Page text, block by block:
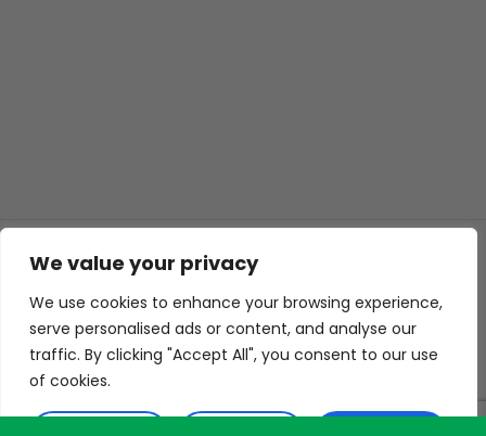
We value your privacy
We use cookies to enhance your browsing experience,
serve personalised ads or content, and analyse our
traffic. By clicking "Accept All", you consent to our use
of cookies.
© 2026 ISL TECHS
WEB TASARIM